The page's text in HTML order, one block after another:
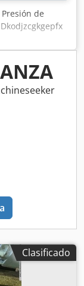
de
90L-4
rpm - 1680
3,2
Clasificado